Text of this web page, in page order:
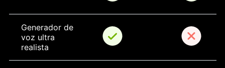
Generador de
voz ultra
realista